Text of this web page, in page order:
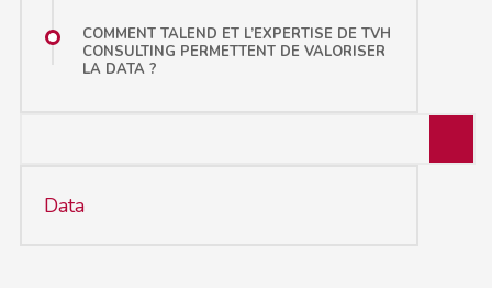
COMMENT TALEND ET L’EXPERTISE DE TVH
CONSULTING PERMETTENT DE VALORISER
LA DATA ?
Data